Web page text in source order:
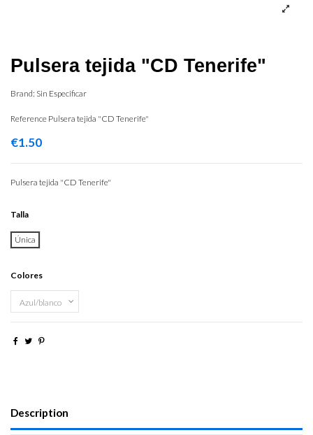
Pulsera tejida "CD Tenerife"
Brand: Sin Especificar
Reference Pulsera tejida "CD Tenerife"
€1.50
Pulsera tejida "CD Tenerife"
Talla
Única
Colores
Description